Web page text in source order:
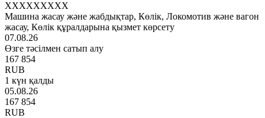
XXXXXXXXX
Машина жасау және жабдықтар, Көлік, Локомотив және вагон
жасау, Көлік құралдарына қызмет көрсету
07.08.26
Өзге тәсілмен сатып алу
167 854
RUB
1 күн қалды
05.08.26
167 854
RUB